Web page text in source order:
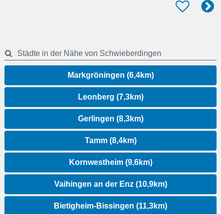
Städte in der Nähe von Schwieberdingen
Markgröningen (6,4km)
Leonberg (7,3km)
Gerlingen (8,3km)
Tamm (8,4km)
Kornwestheim (9,6km)
Vaihingen an der Enz (10,9km)
Bietigheim-Bissingen (11,3km)